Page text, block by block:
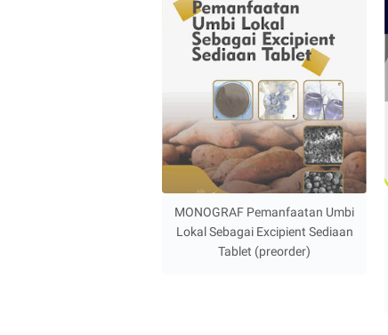
MONOGRAF Pemanfaatan Umbi
Lokal Sebagai Excipient Sediaan
Tablet (preorder)